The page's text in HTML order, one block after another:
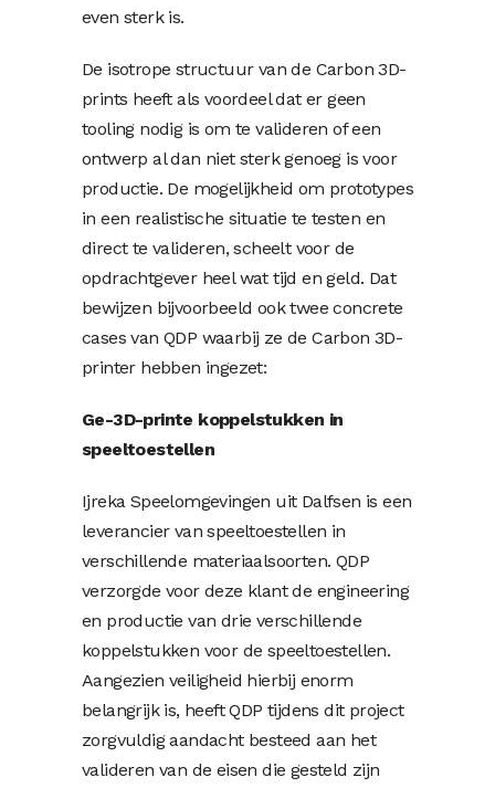
even sterk is.
De isotrope structuur van de Carbon 3D-
prints heeft als voordeel dat er geen
tooling nodig is om te valideren of een
ontwerp al dan niet sterk genoeg is voor
productie. De mogelijkheid om prototypes
in een realistische situatie te testen en
direct te valideren, scheelt voor de
opdrachtgever heel wat tijd en geld. Dat
bewijzen bijvoorbeeld ook twee concrete
cases van QDP waarbij ze de Carbon 3D-
printer hebben ingezet:
Ge-3D-printe koppelstukken in
speeltoestellen
Ijreka Speelomgevingen uit Dalfsen is een
leverancier van speeltoestellen in
verschillende materiaalsoorten. QDP
verzorgde voor deze klant de engineering
en productie van drie verschillende
koppelstukken voor de speeltoestellen.
Aangezien veiligheid hierbij enorm
belangrijk is, heeft QDP tijdens dit project
zorgvuldig aandacht besteed aan het
valideren van de eisen die gesteld zijn